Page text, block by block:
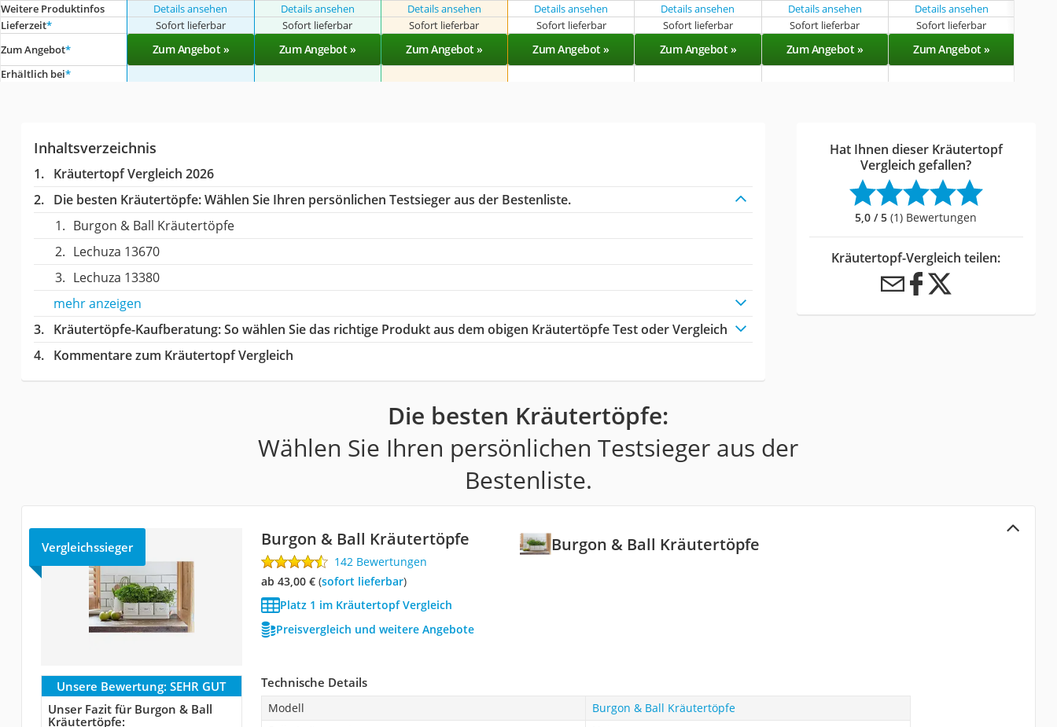
Weitere Produktinfos Details ansehen Details ansehen Details ansehen Details ansehen Details ansehen Details ansehen
Details ansehen
Lieferzeit* Sofort lieferbar Sofort lieferbar Sofort lieferbar Sofort lieferbar Sofort lieferbar Sofort lieferbar Sofort lieferbar
Zum Angebot* Zum Angebot » Zum Angebot » Zum Angebot » Zum Angebot » Zum Angebot » Zum Angebot » Zum Angebot »
Erhältlich bei*
Inhaltsverzeichnis
Kräutertopf Vergleich 2026
Die besten Kräutertöpfe:Wählen Sie Ihren persönlichen Testsieger aus der Bestenliste.
Burgon & Ball Kräutertöpfe
Lechuza 13670
Lechuza 13380
mehr anzeigen
Kräutertöpfe-Kaufberatung: So wählen Sie das richtige Produkt aus dem obigen Kräutertöpfe Test oder Vergleich
Kommentare zum Kräutertopf Vergleich
Hat Ihnen dieser Kräutertopf
Vergleich gefallen?
5,0 / 5 (1) Bewertungen
Kräutertopf-Vergleich teilen:
Die besten Kräutertöpfe:
Wählen Sie Ihren persönlichen Testsieger aus der
Bestenliste.
Burgon & Ball Kräutertöpfe
Vergleichssieger Burgon & Ball Kräutertöpfe
142 Bewertungen
ab 43,00 €( Sofort lieferbar)
Platz 1 im Kräutertopf Vergleich
Preisvergleich und weitere Angebote
Unsere Bewertung: SEHR GUT
Unser Fazit für Burgon & Ball
Kräutertöpfe:
Technische Details
Modell
Burgon & Ball Kräutertöpfe